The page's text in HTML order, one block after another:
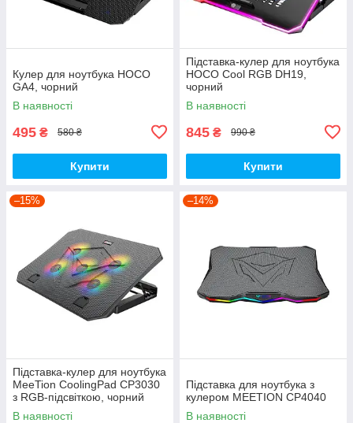
Кулер для ноутбука HOCO
GA4, чорний
В наявності
495 ₴ 580 ₴
Купити
Підставка-кулер для ноутбука
HOCO Cool RGB DH19,
чорний
В наявності
845 ₴ 990 ₴
Купити
–15%
Підставка-кулер для ноутбука
MeeTion CoolingPad CP3030
з RGB-підсвіткою, чорний
В наявності
–14%
Підставка для ноутбука з
кулером MEETION CP4040
В наявності